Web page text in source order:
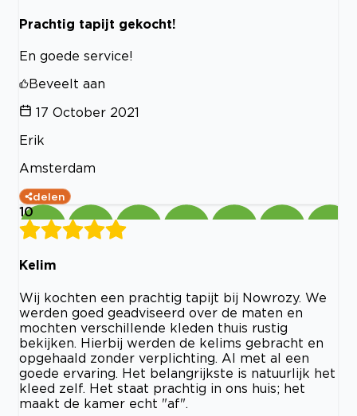
Prachtig tapijt gekocht!
En goede service!
Beveelt aan
17 October 2021
Erik
Amsterdam
delen
10
Kelim
Wij kochten een prachtig tapijt bij Nowrozy. We
werden goed geadviseerd over de maten en
mochten verschillende kleden thuis rustig
bekijken. Hierbij werden de kelims gebracht en
opgehaald zonder verplichting. Al met al een
goede ervaring. Het belangrijkste is natuurlijk het
kleed zelf. Het staat prachtig in ons huis; het
maakt de kamer echt "af".